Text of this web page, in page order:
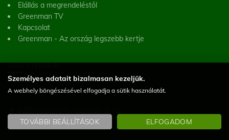
Elállás a megrendeléstől
Greenman TV
Kapcsolat
Greenman - Az ország legszebb kertje
GREENMAN
Greenman Kft.
(Figyelem! Telephelyünk nem üzlet, a helyszínen vásárlásra nincs lehetőség)
Személyes adatait bizalmasan kezeljük.
A webhely böngészésével elfogadja a sütik használatát.
TOVÁBBI BEÁLLÍTÁSOK ELFOGADOM